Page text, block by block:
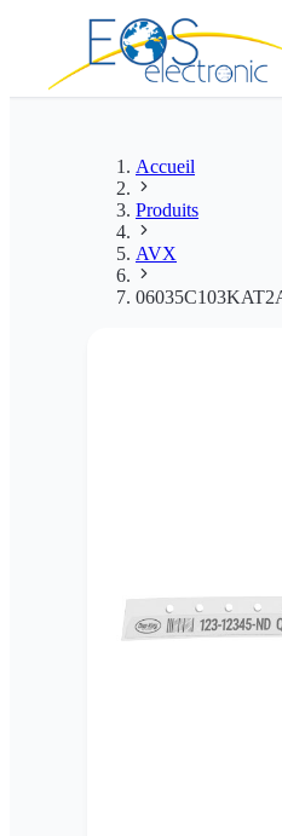
Accueil
Produits
AVX